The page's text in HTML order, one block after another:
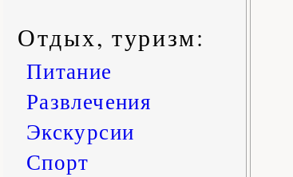
Отдых, туризм:
Питание
Развлечения
Экскурсии
Спорт